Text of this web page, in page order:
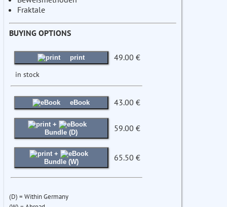
Fraktale
BUYING OPTIONS
print 49.00 €
in stock
eBook 43.00 €
+
Bundle (D)
59.00 €
+
Bundle (W)
65.50 €
(D) = Within Germany